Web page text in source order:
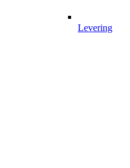
Levering